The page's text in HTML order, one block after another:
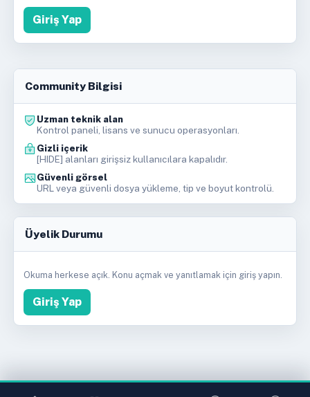
Giriş Yap
Community Bilgisi
Uzman teknik alan
Kontrol paneli, lisans ve sunucu operasyonları.
Gizli içerik
[HIDE] alanları girişsiz kullanıcılara kapalıdır.
Güvenli görsel
URL veya güvenli dosya yükleme, tip ve boyut kontrolü.
Üyelik Durumu
Okuma herkese açık. Konu açmak ve yanıtlamak için giriş yapın.
Giriş Yap